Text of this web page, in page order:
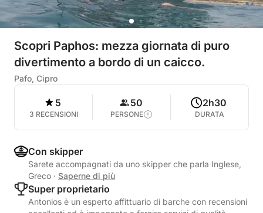
Scopri Paphos: mezza giornata di puro
divertimento a bordo di un caicco.
Pafo, Cipro
5
3 RECENSIONI
50
PERSONE
2h30
DURATA
Con skipper
Sarete accompagnati da uno skipper che parla Inglese,
Greco · Saperne di più
Super proprietario
Antonios è un esperto affittuario di barche con recensioni